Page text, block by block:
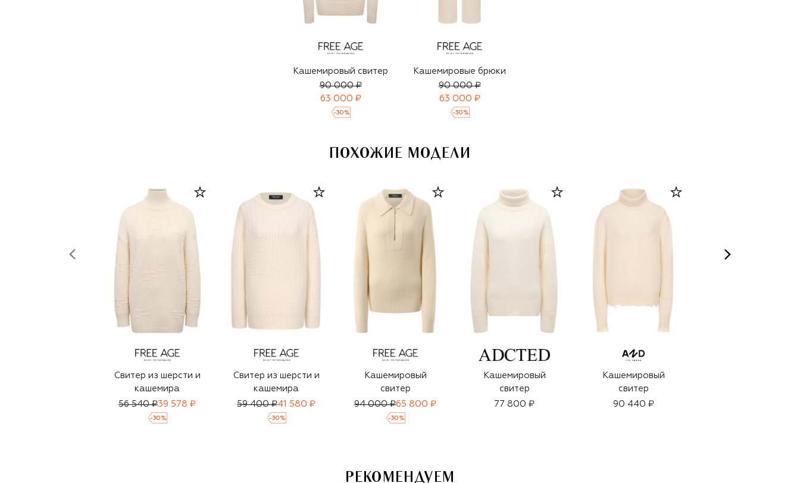
Кашемировый свитер
90 000 ₽
63 000 ₽
-30 %
Кашемировые брюки
90 000 ₽
63 000 ₽
-30 %
ПОХОЖИЕ МОДЕЛИ
Свитер из шерсти и
кашемира
56 540 ₽39 578 ₽
-30 %
Свитер из шерсти и
кашемира
59 400 ₽41 580 ₽
-30 %
Кашемировый
свитер
94 000 ₽65 800 ₽
-30 %
Кашемировый
свитер
77 800 ₽
Кашемировый
свитер
90 440 ₽
РЕКОМЕНДУЕМ